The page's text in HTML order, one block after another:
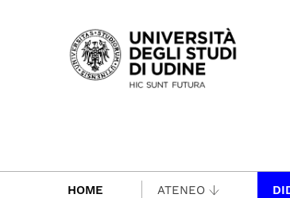
Passa al contenuto principale
HOME ATENEO